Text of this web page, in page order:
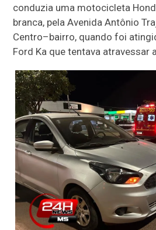
conduzia uma motocicleta
branca, pela Avenida Antônio
Centro–bairro, quando foi
Ford Ka que tentava atravessar